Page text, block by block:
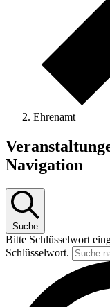
Ehrenamt
Navigation
Suche
Bitte Schlüsselwort
Schlüsselwort.